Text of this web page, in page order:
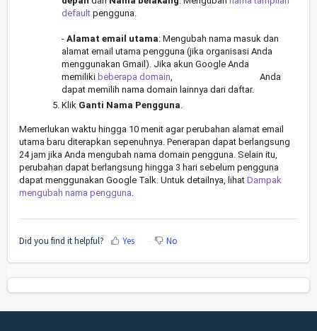
default pengguna.
- Alamat email utama: Mengubah nama masuk dan
alamat email utama pengguna (jika organisasi Anda
menggunakan Gmail). Jika akun Google Anda
memiliki beberapa domain , Anda
dapat memilih nama domain lainnya dari daftar.
Klik Ganti Nama Pengguna
Memerlukan waktu hingga 10 menit agar perubahan alamat email
utama baru diterapkan sepenuhnya. Penerapan dapat berlangsung
24 jam jika Anda mengubah nama domain pengguna. Selain itu,
perubahan dapat berlangsung hingga 3 hari sebelum pengguna
dapat menggunakan Google Talk. Untuk detailnya, lihat Dampak
mengubah nama pengguna
Did you find it helpful? Yes No